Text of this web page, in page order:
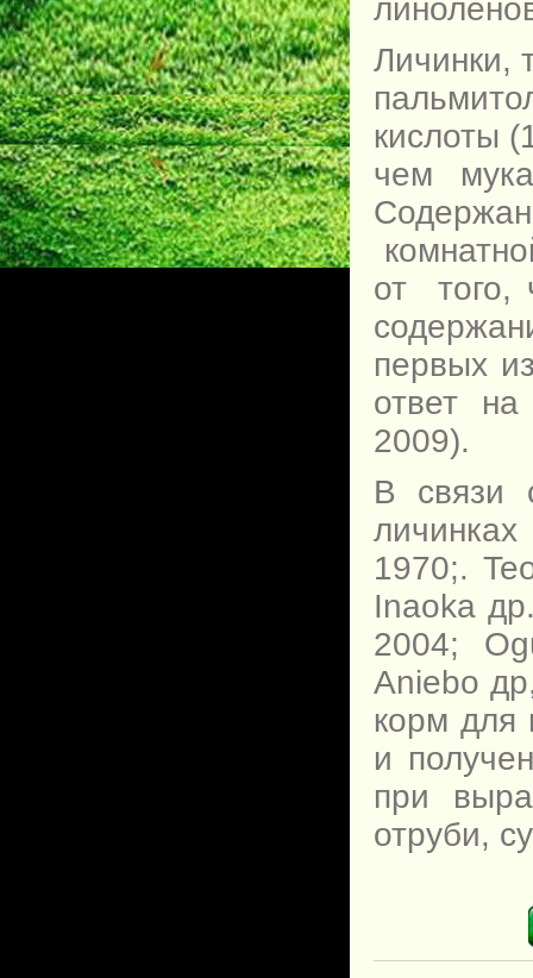
Личинки,
кислоты
чем
от того,
первых
ответ
2009).
В связи
1970;.
Inaoka
2004;
Aniebo
корм для
и
при
отруби,